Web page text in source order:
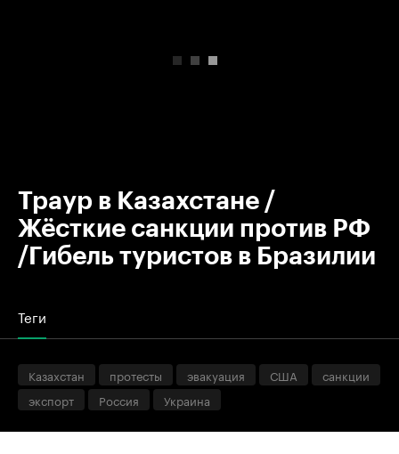
Траур в Казахстане /
Жёсткие санкции против РФ
/Гибель туристов в Бразилии
Теги
Казахстан протесты эвакуация США
санкции
экспорт
Россия Украина